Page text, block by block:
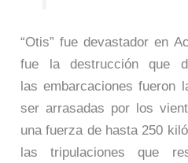
“Otis” fue devastador en
fue la destrucción que
las embarcaciones fueron
ser arrasadas por los
una fuerza de hasta 250
las tripulaciones que